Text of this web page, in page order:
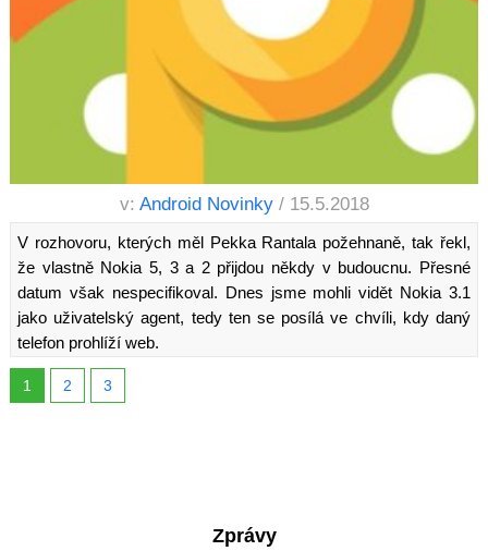
v: Android Novinky / 15.5.2018
V rozhovoru, kterých měl Pekka Rantala požehnaně, tak řekl,
že vlastně Nokia 5, 3 a 2 přijdou někdy v budoucnu. Přesné
datum však nespecifikoval. Dnes jsme mohli vidět Nokia 3.1
jako uživatelský agent, tedy ten se posílá ve chvíli, kdy daný
telefon prohlíží web.
1 2 3
Zprávy